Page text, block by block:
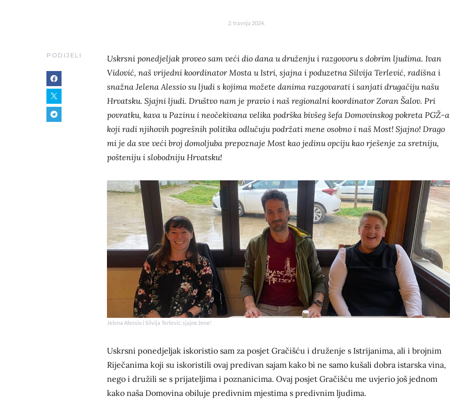
2. travnja 2024.
PODIJELI
Uskrsni ponedjeljak proveo sam veći dio dana u druženju i razgovoru s dobrim ljudima. Ivan
Vidović, naš vrijedni koordinator Mosta u Istri, sjajna i poduzetna Silvija Terlević, radišna i
snažna Jelena Alessio su ljudi s kojima možete danima razgovarati i sanjati drugačiju našu
Hrvatsku. Sjajni ljudi. Društvo nam je pravio i naš regionalni koordinator Zoran Šalov. Pri
povratku, kava u Pazinu i neočekivana velika podrška bivšeg šefa Domovinskog pokreta PGŽ-a
koji radi njihovih pogrešnih politika odlučuju podržati mene osobno i naš Most! Sjajno! Drago
mi je da sve veći broj domoljuba prepoznaje Most kao jedinu opciju kao rješenje za sretniju,
pošteniju i slobodniju Hrvatsku!
Jelena Alessio i Silvija Terlević, sjajne žene!
Uskrsni ponedjeljak iskoristio sam za posjet Gračišću i druženje s Istrijanima, ali i brojnim
Riječanima koji su iskoristili ovaj predivan sajam kako bi ne samo kušali dobra istarska vina,
nego i družili se s prijateljima i poznanicima. Ovaj posjet Gračišću me uvjerio još jednom
kako naša Domovina obiluje predivnim mjestima s predivnim ljudima.